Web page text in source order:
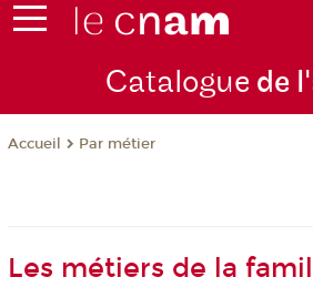
Catalogue de
Accueil Par métier
Les métiers de la